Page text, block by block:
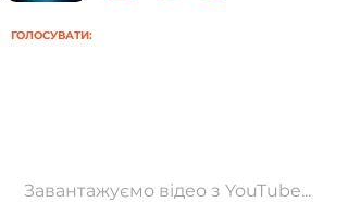
ГОЛОСУВАТИ:
Завантажуємо відео з YouTube...